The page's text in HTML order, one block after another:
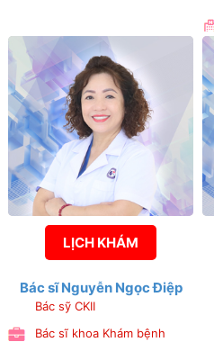
LỊCH KHÁM
Bác sĩ Nguyễn Ngọc Điệp
Bác sỹ CKII
Bác sĩ khoa Khám bệnh